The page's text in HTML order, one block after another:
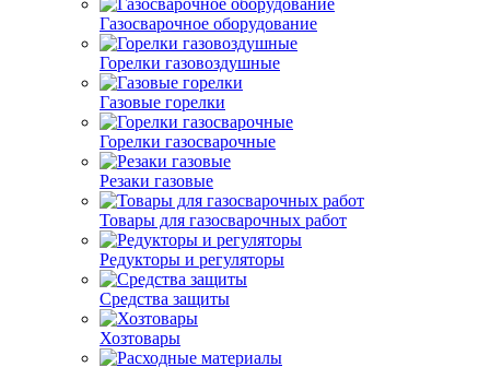
Газосварочное оборудование
Горелки газовоздушные
Газовые горелки
Горелки газосварочные
Резаки газовые
Товары для газосварочных работ
Редукторы и регуляторы
Средства защиты
Хозтовары